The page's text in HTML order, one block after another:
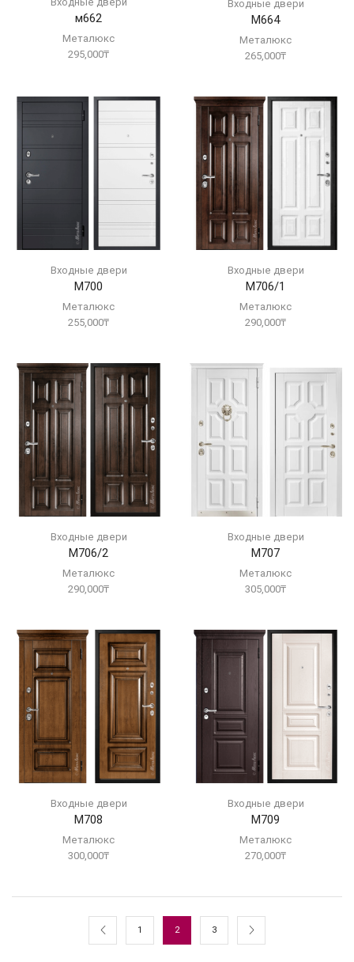
м662
Металюкс
295,000₸
Входные двери
М664
Металюкс
265,000₸
Входные двери
М700
Металюкс
255,000₸
Входные двери
М706/1
Металюкс
290,000₸
Входные двери
М706/2
Металюкс
290,000₸
Входные двери
М707
Металюкс
305,000₸
Входные двери
М708
Металюкс
300,000₸
Входные двери
М709
Металюкс
270,000₸
1 2 3